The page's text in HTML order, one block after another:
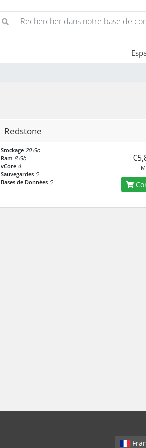
Redstone
Stockage 20 Go
Ram 8 Gb
vCore 4
Sauvegardes 5
Bases de Données 5